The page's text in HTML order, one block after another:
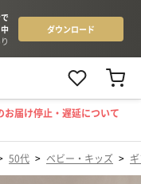
お届け停止・遅延について
50代 > ベビー・キッズ >